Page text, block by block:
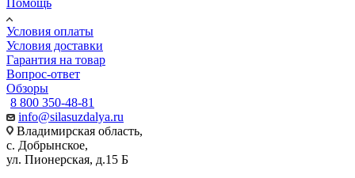
Помощь
Условия оплаты
Условия доставки
Гарантия на товар
Вопрос-ответ
Обзоры
8 800 350-48-81
info@silasuzdalya.ru
Владимирская область,
с. Добрынское,
ул. Пионерская, д.15 Б